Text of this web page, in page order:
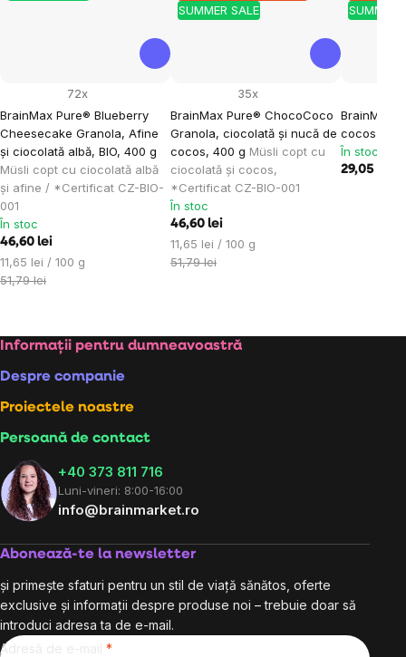
BrainMax Pure® Blueberry
Cheesecake Granola, Afine
și ciocolată albă, BIO, 400 g
Müsli copt cu ciocolată albă
și afine / *Certificat CZ-BIO-
001
72x
În stoc
46,60 lei
Evaluare
preţ:
11,65 lei / 100 g
51,79 lei
SUMMER SALE
BrainMax Pure® ChocoCoco
Granola, ciocolată și nucă de
cocos, 400 g Müsli copt cu
ciocolată și cocos,
*Certificat CZ-BIO-001
35x
În stoc
46,60 lei
Evaluare
preţ:
11,65 lei / 100 g
51,79 lei
SUMMER
BrainMax
cocos -
În stoc
29,05 lei
Subsol
Informații pentru dumneavoastră
Despre companie
Proiectele noastre
Persoană de contact
+40 373 811 716
Luni-vineri: 8:00-16:00
info@brainmarket.ro
Abonează-te la newsletter
și primește sfaturi pentru un stil de viață sănătos, oferte
exclusive și informații despre produse noi – trebuie doar să
introduci adresa ta de e-mail.
Adresă de e-mail